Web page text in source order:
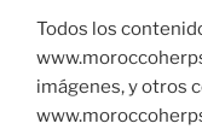
Todos los
imágenes, y otros